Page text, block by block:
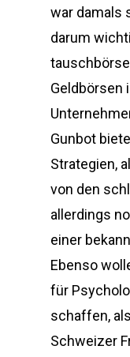
war damals
darum
Geldbörsen
Gunbot
Strategien,
von den
allerdings
einer
Ebenso
für
schaffen,
Schweizer